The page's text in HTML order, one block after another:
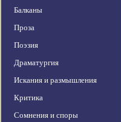
Балканы
Проза
Поэзия
Драматургия
Искания и размышления
Критика
Сомнения и споры